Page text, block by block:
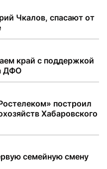
Чкалов, спасают от
край с поддержкой
ДФО
построил
Хабаровского
семейную смену